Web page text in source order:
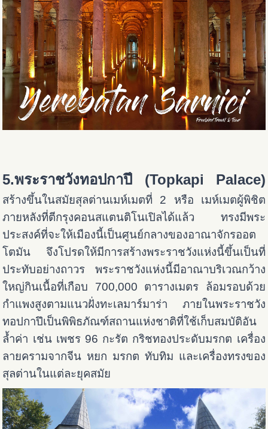
5.พระราชวังทอปกาปึ (Topkapi Palace)
สร้างขึ้นในสมัยสุลต่านเมห์เมตที่ 2 หรือ เมห์เมตผู้พิชิต
ภายหลังที่ตีกรุงคอนสแตนติโนเปิลได้แล้ว ทรงมีพระ
ประสงค์ที่จะให้เมืองนี้เป็นศูนย์กลางของอาณาจักรออต
โตมัน จึงโปรดให้มีการสร้างพระราชวังแห่งนี้ขึ้นเป็นที่
ประทับอย่างถาวร พระราชวังแห่งนี้มีอาณาบริเวณกว้าง
ใหญ่กินเนื้อที่เกือบ 700,000 ตารางเมตร ล้อมรอบด้วย
กำแพงสูงตามแนวฝั่งทะเลมาร์มาร่า ภายในพระราชวัง
ทอปกาปึเป็นพิพิธภัณฑ์สถานแห่งชาติที่ใช้เก็บสมบัติอัน
ล้ำค่า เช่น เพชร 96 กะรัต กริชทองประดับมรกต เครื่อง
ลายครามจากจีน หยก มรกต ทับทิม และเครื่องทรงของ
สุลต่านในแต่ละยุคสมัย